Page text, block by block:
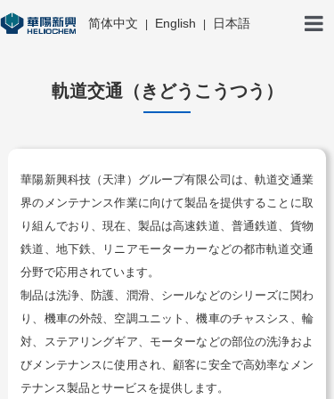
プロ
简体中文 | English | 日本語
軌道交通（きどうこうつう）
華陽新興科技（天津）グループ有限公司は、軌道交通業
界のメンテナンス作業に向けて製品を提供することに取
り組んでおり、現在、製品は高速鉄道、普通鉄道、貨物
鉄道、地下鉄、リニアモーターカーなどの都市軌道交通
分野で応用されています。
制品は洗浄、防護、潤滑、シールなどのシリーズに関わ
り、機車の外殻、空調ユニット、機車のチャスシス、輪
対、ステアリングギア、モーターなどの部位の洗浄およ
びメンテナンスに使用され、顧客に安全で高効率なメン
テナンス製品とサービスを提供します。